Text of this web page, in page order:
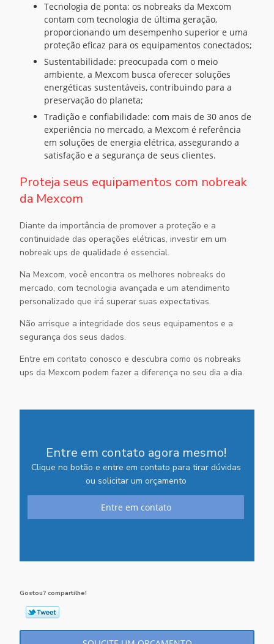
Tecnologia de ponta: os nobreaks da Mexcom
contam com tecnologia de última geração,
proporcionando um desempenho superior e uma
proteção eficaz para os equipamentos conectados;
Sustentabilidade: preocupada com o meio
ambiente, a Mexcom busca oferecer soluções
energéticas sustentáveis, contribuindo para a
preservação do planeta;
Tradição e confiabilidade: com mais de 30 anos de
experiência no mercado, a Mexcom é referência
em soluções de energia elétrica, assegurando a
satisfação e a segurança de seus clientes.
Proteja seus equipamentos com nobreak
da Mexcom
Diante da importância de promover a proteção e a
continuidade das operações elétricas, investir em um
nobreak ups de qualidade é essencial.
Na Mexcom, você encontra os melhores nobreaks do
mercado, com tecnologia avançada e um atendimento
personalizado que irá superar suas expectativas.
Não arrisque a integridade dos seus equipamentos e a
segurança dos seus dados.
Entre em contato conosco e descubra como os nobreaks
ups da Mexcom podem fazer a diferença no seu dia a dia.
Entre em contato agora mesmo!
Clique no botão e entre em contato para tirar dúvidas
ou solicitar um orçamento
Entre em contato
Gostou? compartilhe!